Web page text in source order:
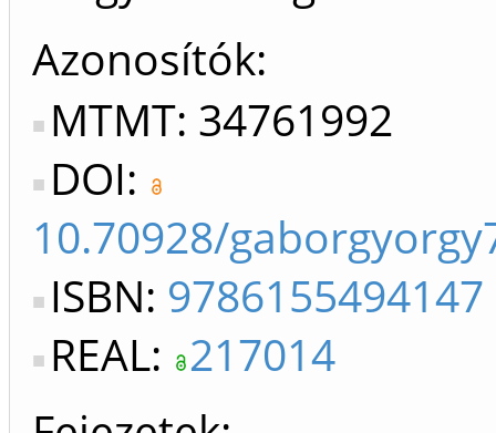
Azonosítók
MTMT: 34761992
DOI:
10.70928/
ISBN: 9786155494147
REAL: 217014